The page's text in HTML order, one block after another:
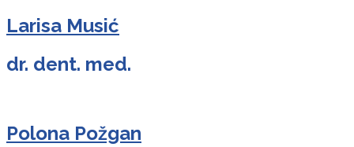
Larisa Musić
dr. dent. med.
Polona Požgan